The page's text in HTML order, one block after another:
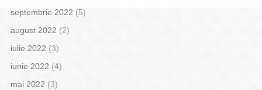
septembrie 2022 (5)
august 2022 (2)
iulie 2022 (3)
iunie 2022 (4)
mai 2022 (3)